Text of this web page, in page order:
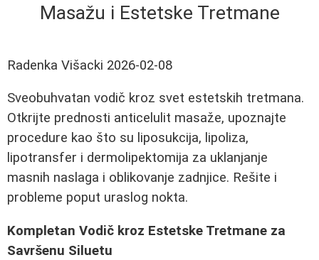
Masažu i Estetske Tretmane
Radenka Višacki 2026-02-08
Sveobuhvatan vodič kroz svet estetskih tretmana.
Otkrijte prednosti anticelulit masaže, upoznajte
procedure kao što su liposukcija, lipoliza,
lipotransfer i dermolipektomija za uklanjanje
masnih naslaga i oblikovanje zadnjice. Rešite i
probleme poput uraslog nokta.
Kompletan Vodič kroz Estetske Tretmane za
Savršenu Siluetu